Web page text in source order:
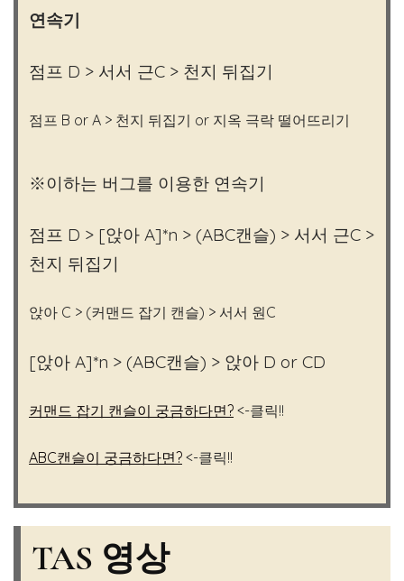
연속기
점프 D > 서서 근C > 천지 뒤집기
점프 B or A > 천지 뒤집기 or 지옥 극락 떨어뜨리기
※이하는 버그를 이용한 연속기
점프 D > [앉아 A]*n > (ABC캔슬) > 서서 근C >
천지 뒤집기
앉아 C > (커맨드 잡기 캔슬) > 서서 원C
[앉아 A]*n > (ABC캔슬) > 앉아 D or CD
커맨드 잡기 캔슬이 궁금하다면? <-클릭!!
ABC캔슬이 궁금하다면? <-클릭!!
TAS 영상